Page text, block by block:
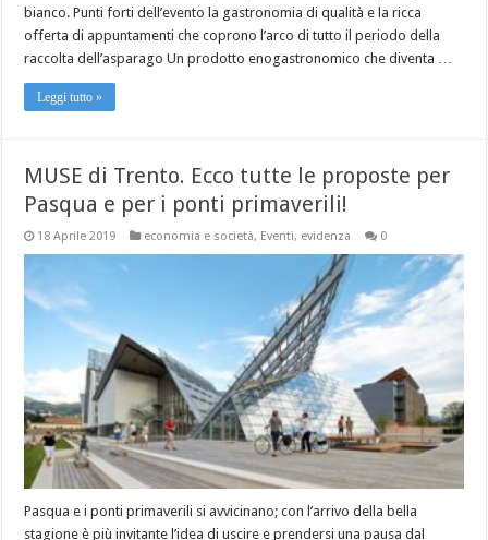
bianco. Punti forti dell’evento la gastronomia di qualità e la ricca
offerta di appuntamenti che coprono l’arco di tutto il periodo della
raccolta dell’asparago Un prodotto enogastronomico che diventa …
Leggi tutto »
MUSE di Trento. Ecco tutte le proposte per
Pasqua e per i ponti primaverili!
18 Aprile 2019 economia e società, Eventi, evidenza 0
Pasqua e i ponti primaverili si avvicinano; con l’arrivo della bella
stagione è più invitante l’idea di uscire e prendersi una pausa dal